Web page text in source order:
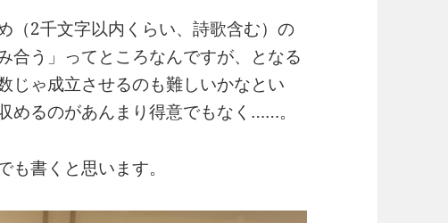
（2千文字以内くらい、詩歌含む）の
合う」ってところなんですが、となる
じゃ成立させるのも難しいかなとい
めるのがあんまり得意でもなく……。
書くと思います。